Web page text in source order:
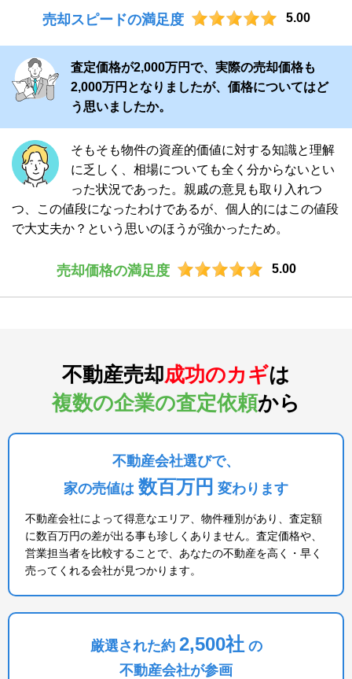
売却スピードの満足度 5.00
査定価格が2,000万円で、実際の売却価格も
2,000万円となりましたが、価格についてはど
う思いましたか。
そもそも物件の資産的価値に対する知識と理解
に乏しく、相場についても全く分からないとい
った状況であった。親戚の意見も取り入れつ
つ、この値段になったわけであるが、個人的にはこの値段
で大丈夫か？という思いのほうが強かったため。
売却価格の満足度 5.00
不動産売却成功のカギは
複数の企業の査定依頼から
不動産会社選びで、
家の売値は 数百万円 変わります
不動産会社によって得意なエリア、物件種別があり、査定額
に数百万円の差が出る事も珍しくありません。査定価格や、
営業担当者を比較することで、あなたの不動産を高く・早く
売ってくれる会社が見つかります。
厳選された約 2,500社 の
不動産会社が参画